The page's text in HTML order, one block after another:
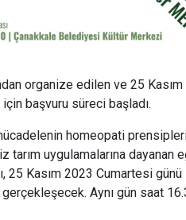
organize edilen ve 25
başvuru süreci başladı.
homeopati
tarım uygulamalarına dayanan
25 Kasım 2023 Cumartesi
Aynı gün saat